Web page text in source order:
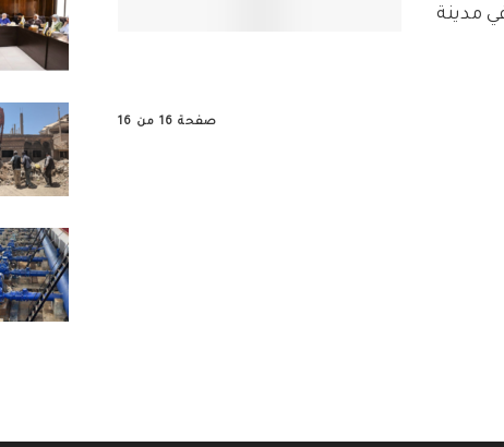
مدينة
صفحة 16 من 16